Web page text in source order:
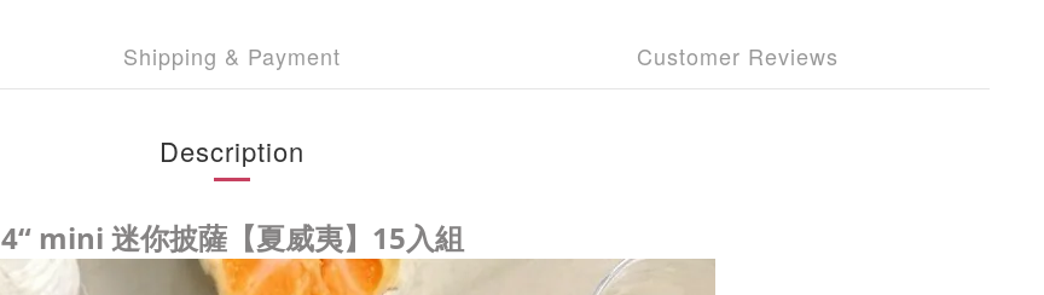
Shipping & Payment Customer Reviews
Description
4“ mini 迷你披薩【夏威夷】15入組